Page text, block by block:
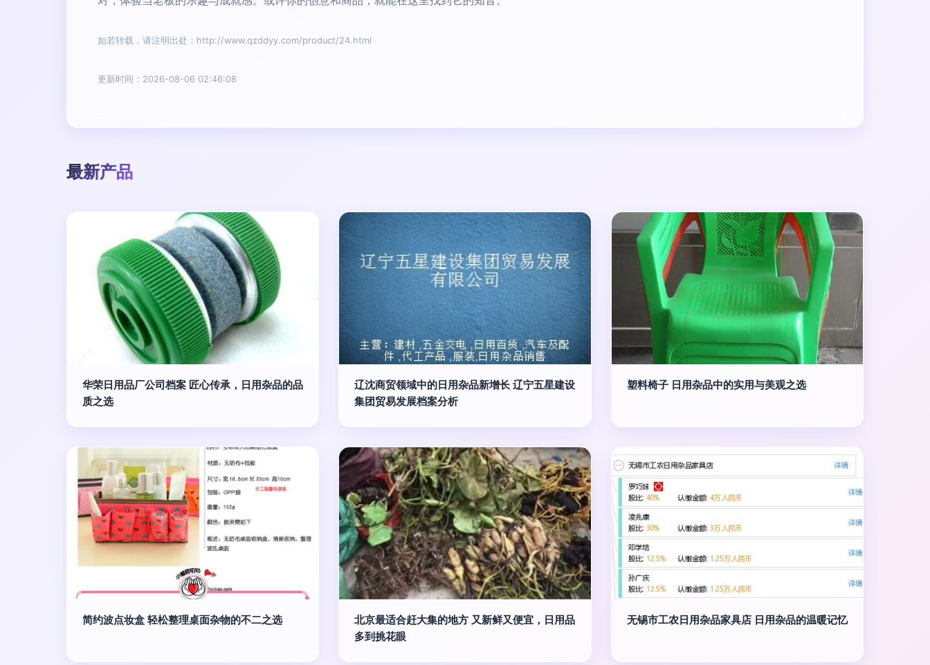
如若转载，请注明出处：http://www.qzddyy.com/product/24.html
更新时间：2026-08-06 02:46:08
最新产品
华荣日用品厂公司档案 匠心传承，日用杂品的品
质之选
辽沈商贸领域中的日用杂品新增长 辽宁五星建设
集团贸易发展档案分析
塑料椅子 日用杂品中的实用与美观之选
简约波点妆盒 轻松整理桌面杂物的不二之选
北京最适合赶大集的地方 又新鲜又便宜，日用品
多到挑花眼
无锡市工农日用杂品家具店 日用杂品的温暖记忆